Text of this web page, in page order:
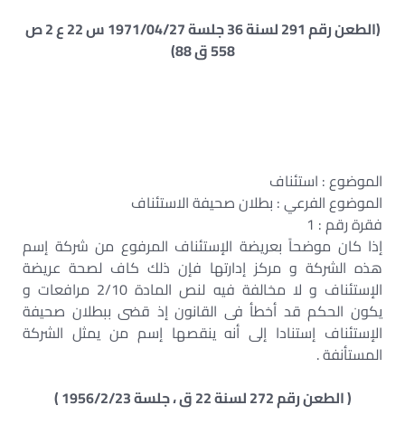
(الطعن رقم 291 لسنة 36 جلسة 1971/04/27 س 22 ع 2 ص
558 ق 88)
الموضوع : استئناف
الموضوع الفرعي : بطلان صحيفة الاستئناف
فقرة رقم : 1
إذا كان موضحاً بعريضة الإستئناف المرفوع من شركة إسم
هذه الشركة و مركز إدارتها فإن ذلك كاف لصحة عريضة
الإستئناف و لا مخالفة فيه لنص المادة 2/10 مرافعات و
يكون الحكم قد أخطأ فى القانون إذ قضى ببطلان صحيفة
الإستئناف إستنادا إلى أنه ينقصها إسم من يمثل الشركة
المستأنفة .
( الطعن رقم 272 لسنة 22 ق ، جلسة 1956/2/23 )